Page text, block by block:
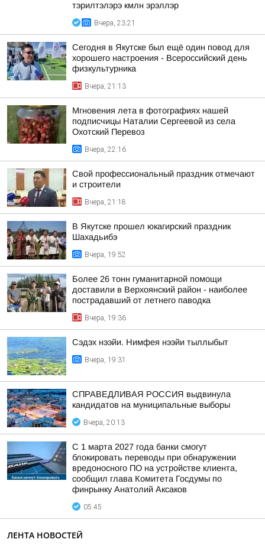
тэрилтэлэрэ кмлн эрэллэр
Вчера, 23:21
Сегодня в Якутске был ещё один повод для
хорошего настроения - Всероссийский день
физкультурника
Вчера, 21:13
Мгновения лета в фотографиях нашей
подписчицы Наталии Сергеевой из села
Охотский Перевоз
Вчера, 22:16
Свой профессиональный праздник отмечают
и строители
Вчера, 21:18
В Якутске прошел юкагирский праздник
Шахадьибэ
Вчера, 19:52
Более 26 тонн гуманитарной помощи
доставили в Верхоянский район - наиболее
пострадавший от летнего паводка
Вчера, 19:36
Сэдэх нээйи. Нимфея нээйи тыллыбыт
Вчера, 19:31
СПРАВЕДЛИВАЯ РОССИЯ выдвинула
кандидатов на муниципальные выборы
Вчера, 20:13
С 1 марта 2027 года банки смогут
блокировать переводы при обнаружении
вредоносного ПО на устройстве клиента,
сообщил глава Комитета Госдумы по
финрынку Анатолий Аксаков
05:45
ЛЕНТА НОВОСТЕЙ